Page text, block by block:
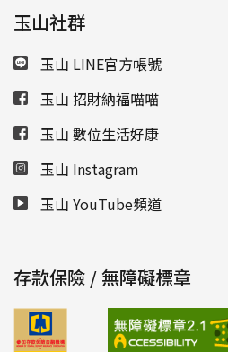
玉山社群
玉山 LINE官方帳號
玉山 招財納福喵喵
玉山 數位生活好康
玉山 Instagram
玉山 YouTube頻道
存款保險 / 無障礙標章